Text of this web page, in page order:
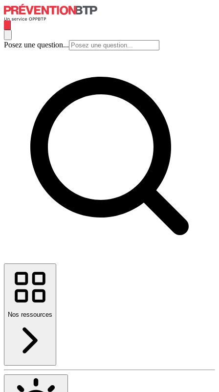
Posez une question...
Nos ressources